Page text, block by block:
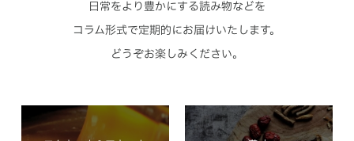
日常をより豊かにする読み物などを
コラム形式で定期的にお届けいたします。
どうぞお楽しみください。